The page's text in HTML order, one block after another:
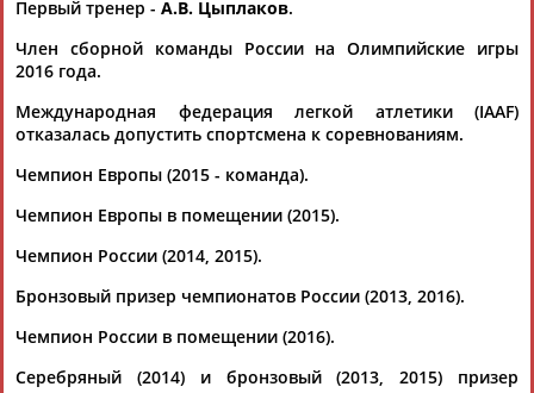
прыжкам в высоту "Битва полов"
...Третьим стал победитель зимнего чемпионата Европы -
2015 Даниил Цыплаков(2,29 м, 1170). Турнир проходил на
малой...
(Проект:Информационное агентство СТАДИОН)
24.01.2021
Юбилейные легкоатлетические Рождественские старты
открылись в Екатеринбурге
...мира 2019 года Михаил Акименко, чемпион Европы 2015
Даниил
. В этом году прыжки в высоту
впервые...
07.01.2021
Итоги второго дня чемпионата России по легкой атлетике
Даниил Цыплаковзамкнул тройку призеров с прыжком на
Первый тренер - А.В. Цыплаков.
Член сборной команды России на Олимпийские игры
2016 года.
Международная федерация легкой атлетики (IAAF)
отказалась допустить спортсмена к соревнованиям.
Чемпион Европы (2015 - команда).
Чемпион Европы в помещении (2015).
Чемпион России (2014, 2015).
Бронзовый призер чемпионатов России (2013, 2016).
Чемпион России в помещении (2016).
Серебряный (2014) и бронзовый (2013, 2015) призер